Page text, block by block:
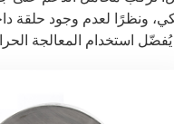
ونظرًا لعدم وجود حلقة